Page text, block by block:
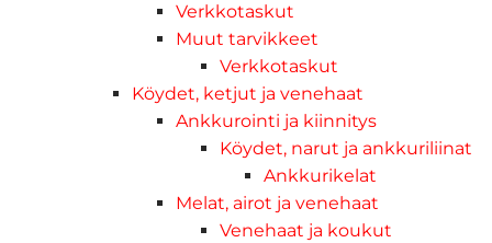
Verkkotaskut
Muut tarvikkeet
Verkkotaskut
Köydet, ketjut ja venehaat
Ankkurointi ja kiinnitys
Köydet, narut ja ankkuriliinat
Ankkurikelat
Melat, airot ja venehaat
Venehaat ja koukut